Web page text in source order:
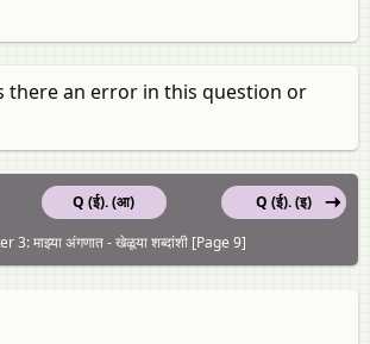
there an error in this question or
Q (ई). (आ)
Q (ई). (इ)
3: माझ्या अंगणात - खेळूया शब्दांशी [Page 9]